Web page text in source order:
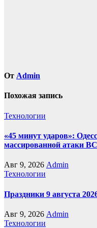
От Admin
Похожая запись
Технологии
«45 минут ударов»:
массированной атаки
Авг 9, 2026 Admin
Технологии
Праздники 9 августа
Авг 9, 2026 Admin
Технологии